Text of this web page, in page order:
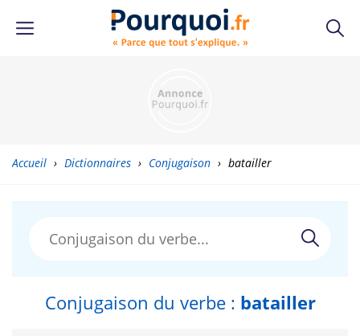
Accueil › Dictionnaires › Conjugaison › batailler
Conjugaison du verbe : batailler